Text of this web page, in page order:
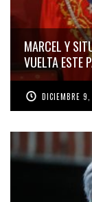
MARCEL Y
VUELTA ESTE
DICIEMBRE